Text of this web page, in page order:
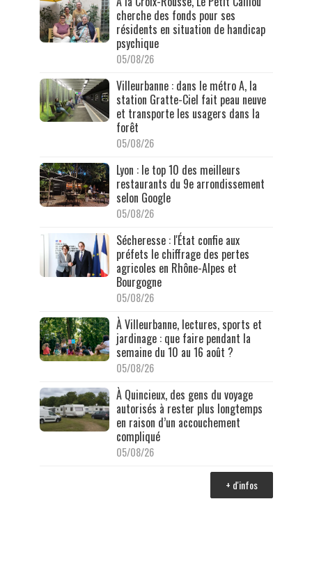
cherche des fonds pour ses
résidents en situation de handicap
psychique
05/08/26
Villeurbanne : dans le métro A, la
station Gratte-Ciel fait peau neuve
et transporte les usagers dans la
forêt
05/08/26
Lyon : le top 10 des meilleurs
restaurants du 9e arrondissement
selon Google
05/08/26
Sécheresse : l'État confie aux
préfets le chiffrage des pertes
agricoles en Rhône-Alpes et
Bourgogne
05/08/26
À Villeurbanne, lectures, sports et
jardinage : que faire pendant la
semaine du 10 au 16 août ?
05/08/26
À Quincieux, des gens du voyage
autorisés à rester plus longtemps
en raison d’un accouchement
compliqué
05/08/26
+ d'infos